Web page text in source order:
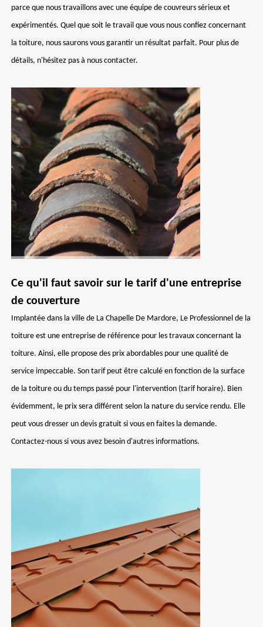
parce que nous travaillons avec une équipe de couvreurs sérieux et
expérimentés. Quel que soit le travail que vous nous confiez concernant
la toiture, nous saurons vous garantir un résultat parfait. Pour plus de
détails, n'hésitez pas à nous contacter.
Ce qu'il faut savoir sur le tarif d'une entreprise
de couverture
Implantée dans la ville de La Chapelle De Mardore, Le Professionnel de la
toiture est une entreprise de référence pour les travaux concernant la
toiture. Ainsi, elle propose des prix abordables pour une qualité de
service impeccable. Son tarif peut être calculé en fonction de la surface
de la toiture ou du temps passé pour l'intervention (tarif horaire). Bien
évidemment, le prix sera différent selon la nature du service rendu. Elle
peut vous dresser un devis gratuit si vous en faites la demande.
Contactez-nous si vous avez besoin d'autres informations.